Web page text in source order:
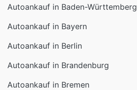
Autoankauf in Baden-Württemberg
Autoankauf in Bayern
Autoankauf in Berlin
Autoankauf in Brandenburg
Autoankauf in Bremen